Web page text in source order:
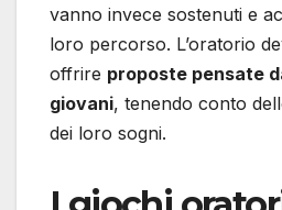
vanno invece sostenuti e
loro percorso. L’oratorio
offrire proposte pensate
giovani, tenendo conto
dei loro sogni.